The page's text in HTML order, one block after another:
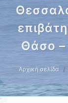
Θάσο –
Αρχική σελίδα